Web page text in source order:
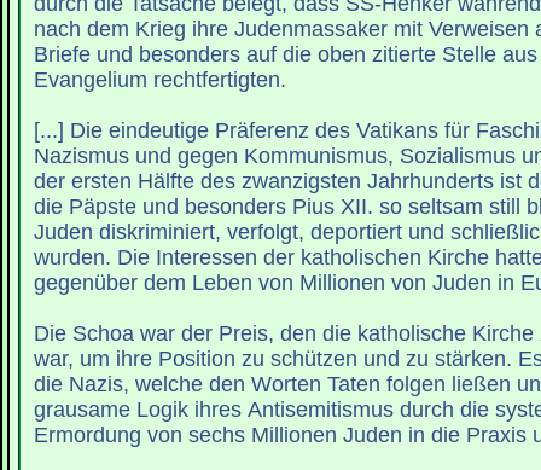
nach dem Krieg ihre Judenmassaker mit Verweisen
Briefe und besonders auf die oben zitierte Stelle
Evangelium rechtfertigten.
[...] Die eindeutige Präferenz des Vatikans für
Nazismus und gegen Kommunismus, Sozialismus
der ersten Hälfte des zwanzigsten Jahrhunderts ist
die Päpste und besonders Pius XII. so seltsam still
Juden diskriminiert, verfolgt, deportiert und
wurden. Die Interessen der katholischen Kirche
gegenüber dem Leben von Millionen von Juden in
Die Schoa war der Preis, den die katholische
war, um ihre Position zu schützen und zu stärken.
die Nazis, welche den Worten Taten folgen ließen
grausame Logik ihres Antisemitismus durch die
Ermordung von sechs Millionen Juden in die Praxis